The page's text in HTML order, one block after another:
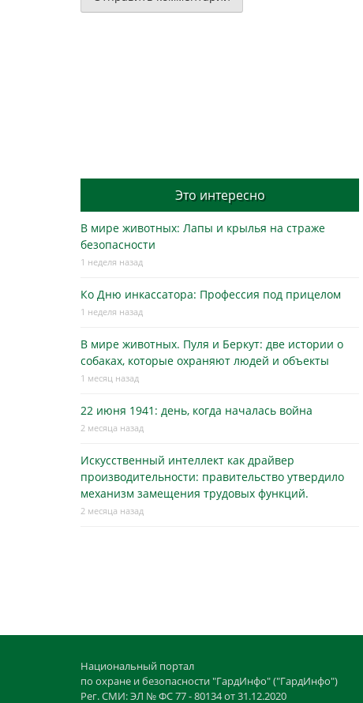
Это интересно
В мире животных: Лапы и крылья на страже
безопасности
1 неделя назад
Ко Дню инкассатора: Профессия под прицелом
1 неделя назад
В мире животных. Пуля и Беркут: две истории о
собаках, которые охраняют людей и объекты
1 месяц назад
22 июня 1941: день, когда началась война
2 месяца назад
Искусственный интеллект как драйвер
производительности: правительство утвердило
механизм замещения трудовых функций.
2 месяца назад
Национальный портал
по охране и безопасности "ГардИнфо" ("ГардИнфо")
Рег. СМИ: ЭЛ № ФС 77 - 80134 от 31.12.2020